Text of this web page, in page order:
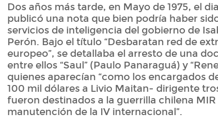
Dos años más tarde, en Mayo de 1975, el
publicó una nota que bien podría haber
servicios de inteligencia del gobierno de
Perón. Bajo el título “Desbaratan red de
europeo”, se detallaba el arresto de una
entre ellos “Saul” (Paulo Panaraguá) y
quienes aparecían “como los encargados
100 mil dólares a Livio Maitan- dirigente
fueron destinados a la guerrilla chilena MIR
manutención de la IV internacional”.